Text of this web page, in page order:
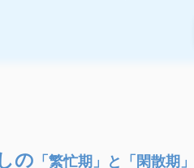
の 「繁忙期」と「閑散期」